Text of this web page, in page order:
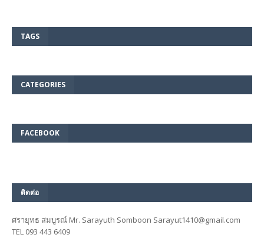
TAGS
CATEGORIES
FACEBOOK
ติดต่อ
ศรายุทธ สมบูรณ์ Mr. Sarayuth Somboon Sarayut1410@gmail.com
TEL 093 443 6409